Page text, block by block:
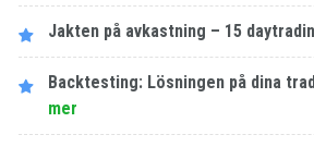
Jakten på avkastning – 15
Backtesting: Lösningen på dina
mer